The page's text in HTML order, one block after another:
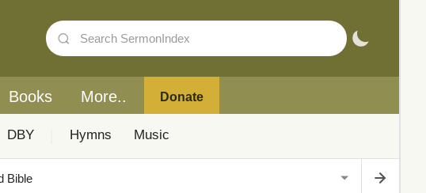
Books More.. Donate
DBY Hymns Music